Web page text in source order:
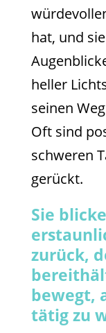
hat, und
heller
seinen
Oft sind
schweren
gerückt.
Sie
zurück,
bewegt,
tätig zu